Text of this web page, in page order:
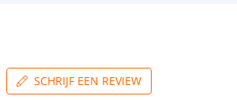
SCHRIJF EEN REVIEW